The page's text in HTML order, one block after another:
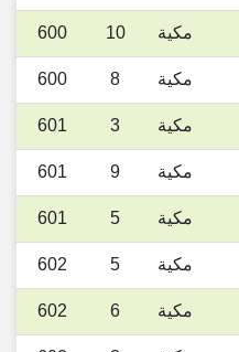
مكية 10
600
مكية 8
600
مكية 3
601
مكية 9
601
مكية 5
601
مكية 5
602
مكية 6
602